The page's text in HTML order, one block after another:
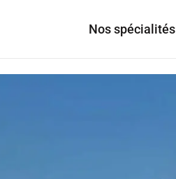
Nos spécialités
Béton préparé